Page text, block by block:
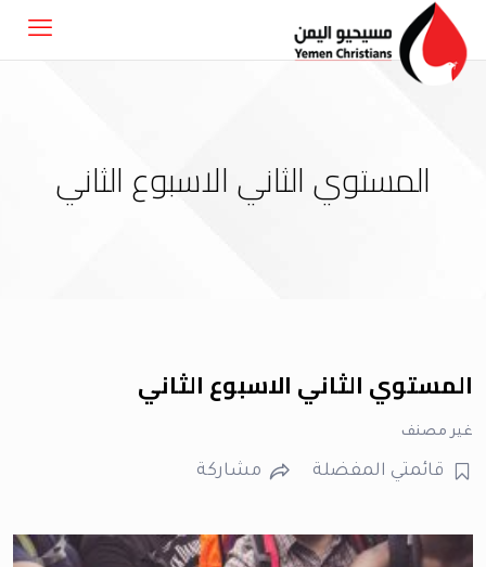
المستوي الثاني الاسبوع الثاني
المستوي الثاني الاسبوع الثاني
غير مصنف
قائمتي المفضلة مشاركة